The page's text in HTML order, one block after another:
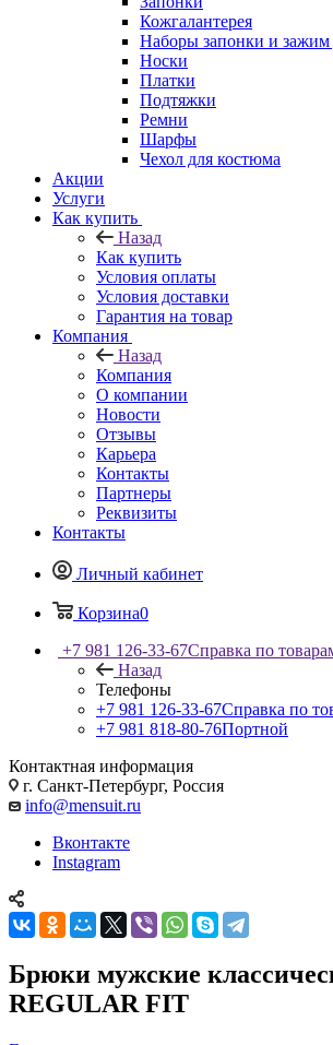
Кожгалантерея
Наборы запонки и зажим
Носки
Платки
Подтяжки
Ремни
Шарфы
Чехол для костюма
Акции
Услуги
Как купить
Назад
Как купить
Условия оплаты
Условия доставки
Гарантия на товар
Компания
Назад
Компания
О компании
Новости
Отзывы
Карьера
Контакты
Партнеры
Реквизиты
Контакты
Личный кабинет
Корзина0
+7 981 126-33-67Справка по
Назад
Телефоны
+7 981 126-33-67Справка по
+7 981 818-80-76Портной
Контактная информация
г. Санкт-Петербург, Россия
info@mensuit.ru
Вконтакте
Instagram
Брюки мужские
REGULAR FIT